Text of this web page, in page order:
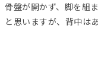
骨盤が開かず、脚を組
と思いますが、背中は